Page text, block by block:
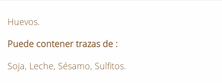
Huevos.
Puede contener trazas de :
Soja, Leche, Sésamo, Sulfitos.